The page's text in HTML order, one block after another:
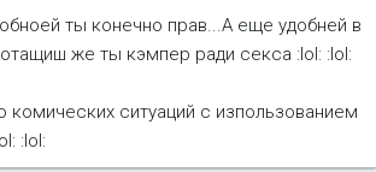
ты конечно прав...А еще удобней в
же ты кэмпер ради секса :lol: :lol:
комических ситуаций с изпользованием
:lol: